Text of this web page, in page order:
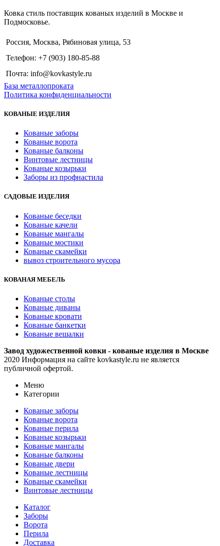
Ковка стиль поставщик кованых изделий в Москве и
Подмосковье.
Россия, Москва, Рябиновая улица, 53
Телефон: +7 (903) 180-85-88
Почта: info@kovkastyle.ru
База металлопроката
Политика конфиденциальности
КОВАНЫЕ ИЗДЕЛИЯ
Кованые заборы
Кованые ворота
Кованые балконы
Винтовые лестницы
Кованые козырьки
Заборы из профнастила
САДОВЫЕ ИЗДЕЛИЯ
Кованые беседки
Кованые качели
Кованые мангалы
Кованые мостики
Кованые скамейки
вывоз строительного мусора
КОВАНАЯ МЕБЕЛЬ
Кованые столы
Кованые диваны
Кованые кровати
Кованые банкетки
Кованые вешалки
Завод художественной ковки - кованые изделия в Москве
2020 Информация на сайте kovkastyle.ru не является
публичной офертой.
Меню
Категории
Кованые заборы
Кованые ворота
Кованые перила
Кованые козырьки
Кованые мангалы
Кованые балконы
Кованые двери
Кованые лестницы
Кованые скамейки
Винтовые лестницы
Каталог
Заборы
Ворота
Перила
Доставка